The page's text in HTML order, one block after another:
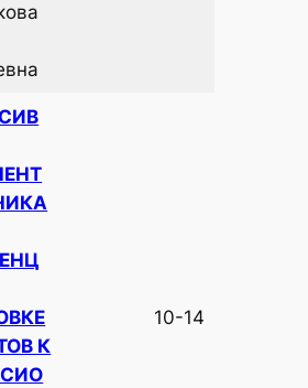
К
10-14